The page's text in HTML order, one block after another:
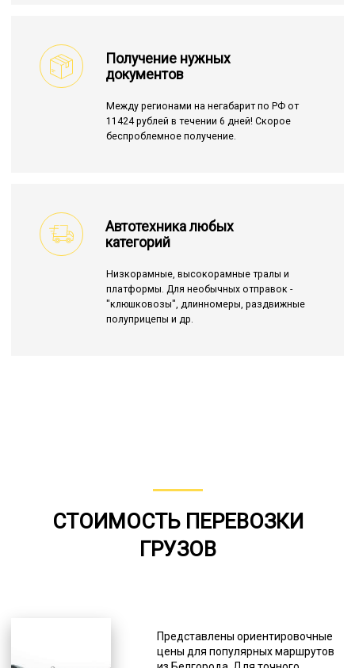
Получение нужных
документов
Между регионами на негабарит по РФ от
11424 рублей в течении 6 дней! Скорое
беспроблемное получение.
Автотехника любых
категорий
Низкорамные, высокорамные тралы и
платформы. Для необычных отправок -
"клюшковозы", длинномеры, раздвижные
полуприцепы и др.
СТОИМОСТЬ ПЕРЕВОЗКИ
ГРУЗОВ
Представлены ориентировочные
цены для популярных маршрутов